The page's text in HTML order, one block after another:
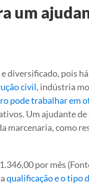
um
diversificado, pois
civil, indústria
pode trabalhar em
Um ajudante
marcenaria, como
por mês
qualificação e o tipo